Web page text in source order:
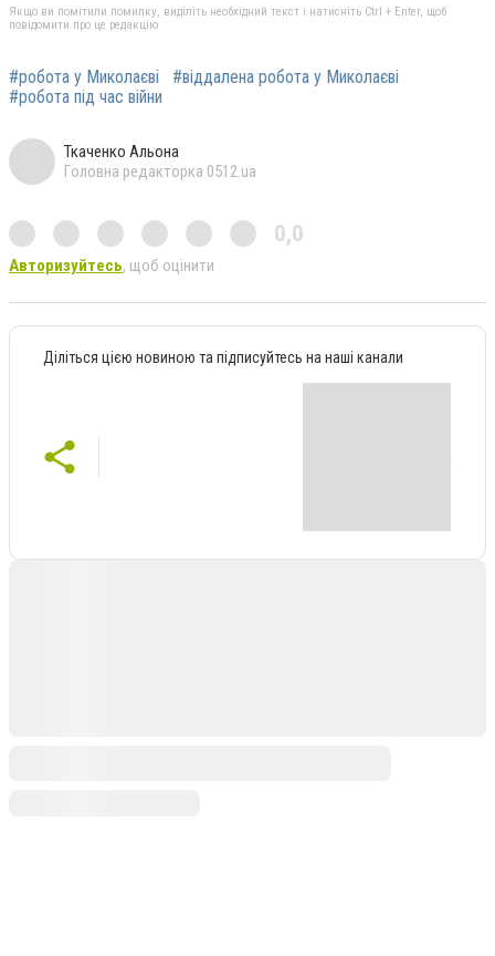
Якщо ви помітили помилку, виділіть необхідний текст і натисніть Ctrl + Enter, щоб
повідомити про це редакцію
#робота у Миколаєві
#віддалена робота у Миколаєві
#робота під час війни
Ткаченко Альона
Головна редакторка 0512.ua
0,0
Авторизуйтесь, щоб оцінити
Діліться цією новиною та підписуйтесь на наші канали